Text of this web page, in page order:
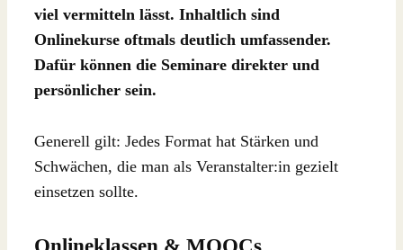
viel vermitteln lässt. Inhaltlich sind
Onlinekurse oftmals deutlich umfassender.
Dafür können die Seminare direkter und
persönlicher sein.
Generell gilt: Jedes Format hat Stärken und
Schwächen, die man als Veranstalter:in gezielt
einsetzen sollte.